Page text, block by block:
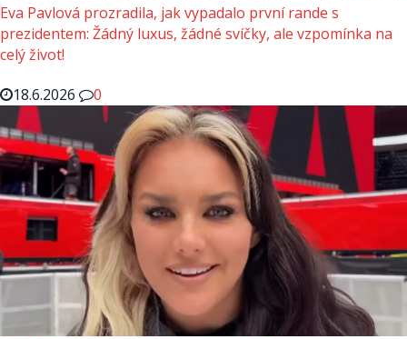
Eva Pavlová prozradila, jak vypadalo první rande s
prezidentem: Žádný luxus, žádné svíčky, ale vzpomínka na
celý život!
18.6.2026
0